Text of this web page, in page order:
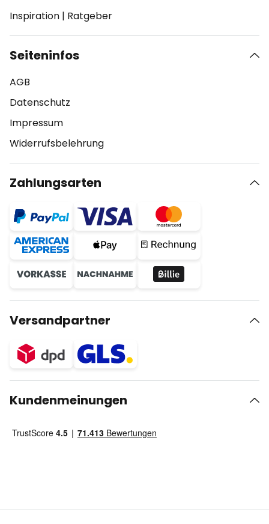
Inspiration | Ratgeber
Seiteninfos
AGB
Datenschutz
Impressum
Widerrufsbelehrung
Zahlungsarten
Versandpartner
Kundenmeinungen